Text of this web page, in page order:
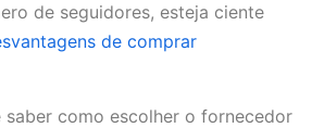
de seguidores, esteja ciente
de comprar
saber como escolher o fornecedor